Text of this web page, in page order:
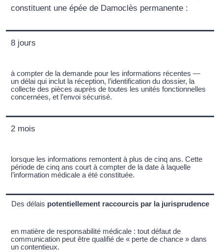
constituent une épée de Damoclès permanente :
8 jours
à compter de la demande pour les informations récentes —
un délai qui inclut la réception, l’identification du dossier, la
collecte des pièces auprès de toutes les unités fonctionnelles
concernées, et l’envoi sécurisé.
2 mois
lorsque les informations remontent à plus de cinq ans. Cette
période de cinq ans court à compter de la date à laquelle
l’information médicale a été constituée.
Des délais potentiellement raccourcis par la jurisprudence
en matière de responsabilité médicale : tout défaut de
communication peut être qualifié de « perte de chance » dans
un contentieux.